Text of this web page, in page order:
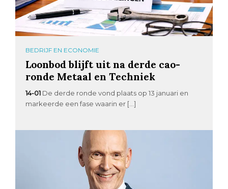
BEDRIJF EN ECONOMIE
Loonbod blijft uit na derde cao-
ronde Metaal en Techniek
14-01 De derde ronde vond plaats op 13 januari en
markeerde een fase waarin er […]